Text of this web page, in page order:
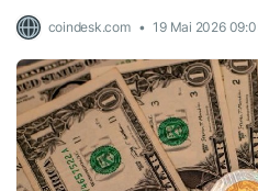
coindesk.com 19 Mai 2026